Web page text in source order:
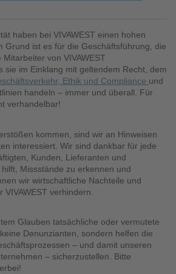
haben bei VIVAWEST einen hohen
Grund ist es für die Geschäftsführung, die
von VIVAWEST
sie im Einklang mit geltendem Recht, dem
Ethik und Compliance und
handeln – immer und überall. Für
verhandelbar!
kommen, sind wir an Hinweisen
interessiert. Wir sind dankbar für jede
Kunden, Lieferanten und
Missstände zu erkennen und
wir wirtschaftliche Nachteile und
verhindern.
Glauben tatsächliche oder vermutete
Denunzianten, sondern helfen die
– und damit unseren
– sicherzustellen. Bitte